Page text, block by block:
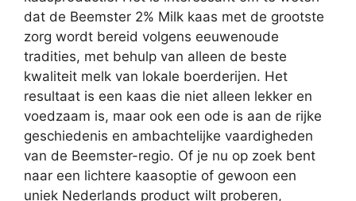
dat de Beemster 2% Milk kaas met de grootste
zorg wordt bereid volgens eeuwenoude
tradities, met behulp van alleen de beste
kwaliteit melk van lokale boerderijen. Het
resultaat is een kaas die niet alleen lekker en
voedzaam is, maar ook een ode is aan de rijke
geschiedenis en ambachtelijke vaardigheden
van de Beemster-regio. Of je nu op zoek bent
naar een lichtere kaasoptie of gewoon een
uniek Nederlands product wilt proberen,